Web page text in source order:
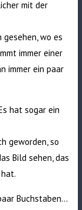
mit der
wo es
immer einer
immer ein paar
hat sogar ein
geworden, so
Bild sehen, das
Buchstaben…